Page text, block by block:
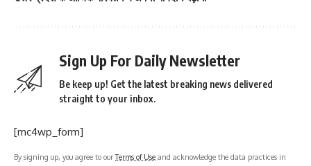
Sign Up For Daily Newsletter
Be keep up! Get the latest breaking news delivered
straight to your inbox.
[mc4wp_form]
By signing up, you agree to ourTerms of Use and acknowledge the data practices in